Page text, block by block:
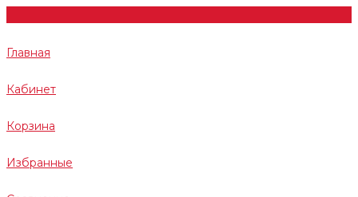
Главная
Кабинет
Корзина
Избранные